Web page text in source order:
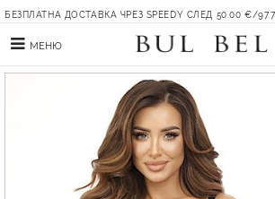
БЕЗПЛАТНА ДОСТАВКА ЧРЕЗ SPEEDY СЛЕД 50.00 €/
МЕНЮ